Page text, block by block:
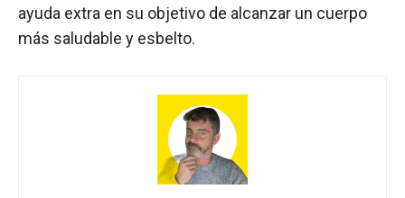
ayuda extra en su objetivo de alcanzar un cuerpo
más saludable y esbelto.